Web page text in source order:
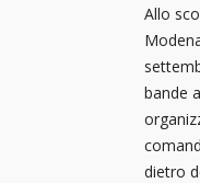
Allo
bande
dietro